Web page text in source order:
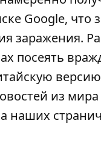
Google, что
заражения.
посеять
из
наших